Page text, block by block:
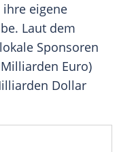
ihre eigene
Laut dem
Sponsoren
Euro)
Dollar